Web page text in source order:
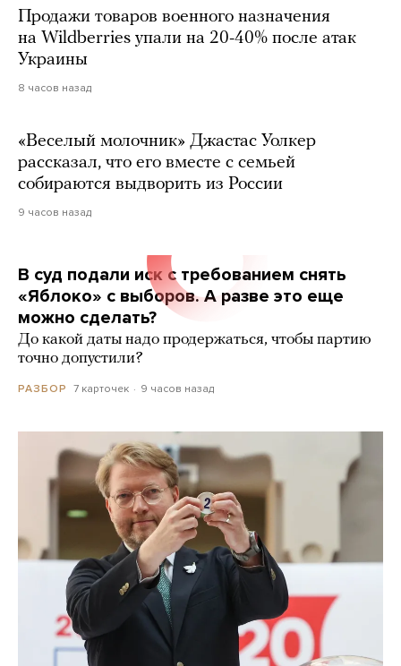
Продажи товаров военного назначения
на Wildberries упали на 20-40% после атак
Украины
8 часов назад
«Веселый молочник» Джастас Уолкер
рассказал, что его вместе с семьей
собираются выдворить из России
9 часов назад
В суд подали иск с требованием снять
«Яблоко» с выборов. А разве это еще
можно сделать?
До какой даты надо продержаться, чтобы партию
точно допустили?
РАЗБОР 7 карточек 9 часов назад